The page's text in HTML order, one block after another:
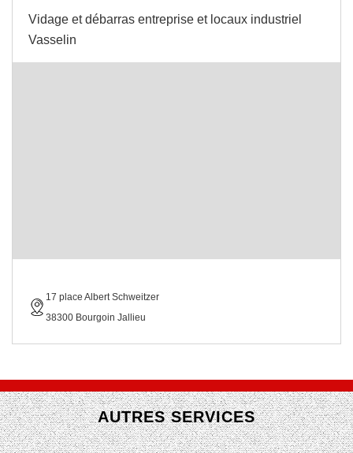
Vidage et débarras entreprise et locaux industriel
Vasselin
17 place Albert Schweitzer
38300 Bourgoin Jallieu
AUTRES SERVICES